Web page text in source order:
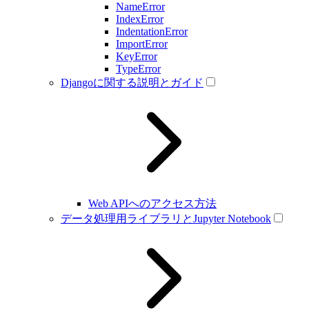
NameError
IndexError
IndentationError
ImportError
KeyError
TypeError
Djangoに関する説明とガイド
Web APIへのアクセス方法
データ処理用ライブラリとJupyter Notebook